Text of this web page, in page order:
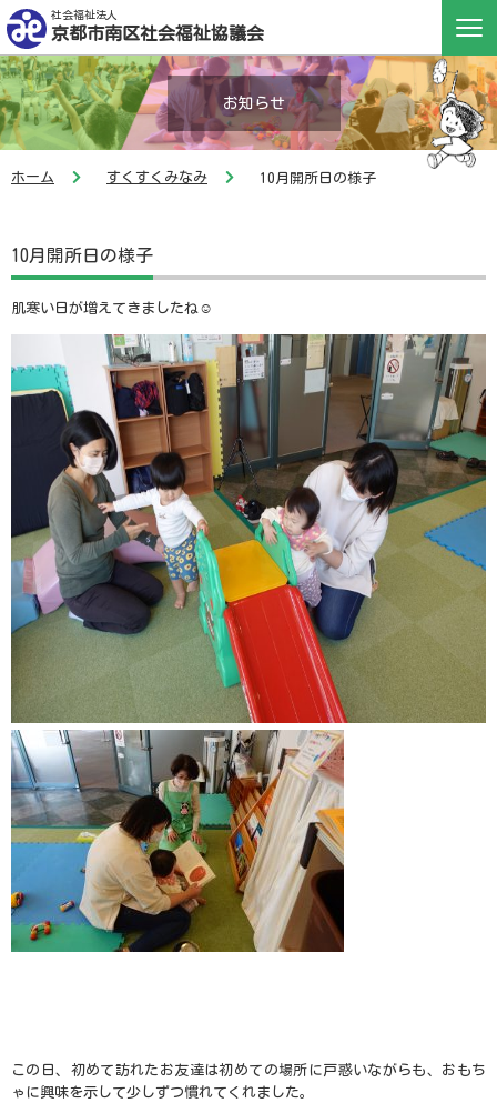
社会福祉法人
京都市南区社会福祉協議会
お知らせ
ホーム すくすくみなみ 10月開所日の様子
10月開所日の様子
肌寒い日が増えてきましたね☺
この日、初めて訪れたお友達は初めての場所に戸惑いながらも、おもち
ゃに興味を示して少しずつ慣れてくれました。